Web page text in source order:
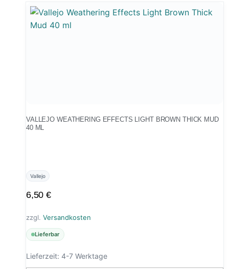
VALLEJO WEATHERING EFFECTS LIGHT BROWN THICK MUD
40 ML
Vallejo
6,50€
zzgl. Versandkosten
Lieferbar
Lieferzeit: 4-7 Werktage